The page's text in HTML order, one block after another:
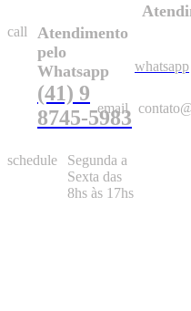
call
Atendimento
pelo
Whatsapp
(41) 9
8745-5983
schedule
Segunda a
Sexta das
8hs às 17hs
whatsapp
email